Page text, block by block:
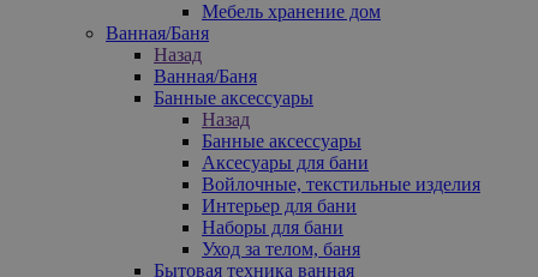
Мебель хранение дом
Ванная/Баня
Назад
Ванная/Баня
Банные аксессуары
Назад
Банные аксессуары
Аксесуары для бани
Войлочные, текстильные изделия
Интерьер для бани
Наборы для бани
Уход за телом, баня
Бытовая техника ванная